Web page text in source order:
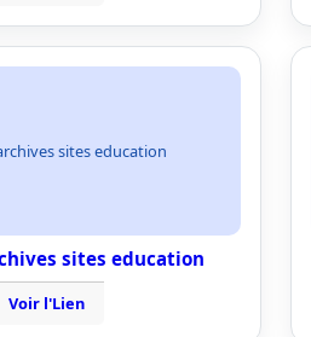
sites education
sites education
Voir l'Lien